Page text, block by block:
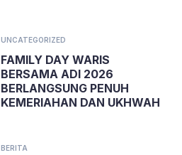
UNCATEGORIZED
FAMILY DAY WARIS
BERSAMA ADI 2026
BERLANGSUNG PENUH
KEMERIAHAN DAN UKHWAH
BERITA